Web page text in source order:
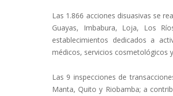
Las 1.866 acciones disuasivas se
Guayas, Imbabura, Loja, Los
establecimientos dedicados a
médicos, servicios cosmetológicos
Las 9 inspecciones de
Manta, Quito y Riobamba; a